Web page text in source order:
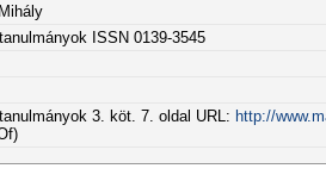
ISSN 0139-3545
3. köt. 7. oldal URL: http://